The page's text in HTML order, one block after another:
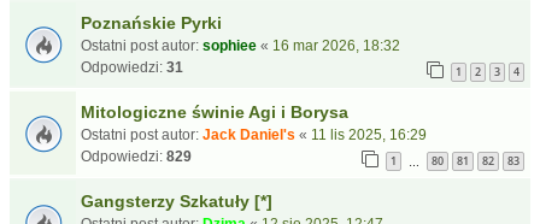
Poznańskie Pyrki
Ostatni post autor: sophiee « 16 mar 2026, 18:32
Odpowiedzi: 31 1 2 3 4
Mitologiczne świnie Agi i Borysa
Ostatni post autor: Jack Daniel's « 11 lis 2025, 16:29
Odpowiedzi: 829 1 80 81 82 83
Gangsterzy Szkatuły [*]